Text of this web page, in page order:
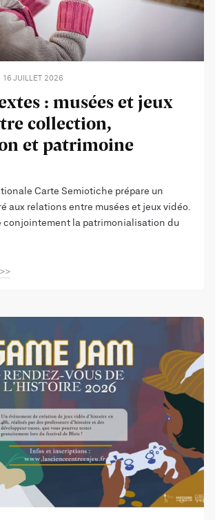
16 JUILLET 2026
: musées et jeux
collection,
et patrimoine
Carte Semiotiche prépare un
aux relations entre musées et jeux vidéo.
conjointement la patrimonialisation du